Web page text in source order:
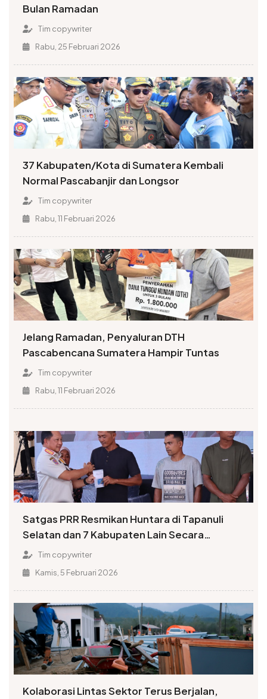
Bulan Ramadan
Tim copywriter
Rabu, 25 Februari 2026
37 Kabupaten/Kota di Sumatera Kembali
Normal Pascabanjir dan Longsor
Tim copywriter
Rabu, 11 Februari 2026
Jelang Ramadan, Penyaluran DTH
Pascabencana Sumatera Hampir Tuntas
Tim copywriter
Rabu, 11 Februari 2026
Satgas PRR Resmikan Huntara di Tapanuli
Selatan dan 7 Kabupaten Lain Secara
Serempak
Tim copywriter
Kamis, 5 Februari 2026
Kolaborasi Lintas Sektor Terus Berjalan,